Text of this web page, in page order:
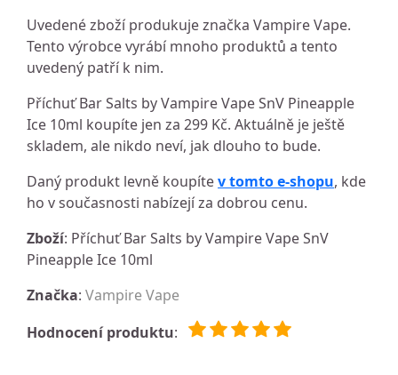
Uvedené zboží produkuje značka Vampire Vape.
Tento výrobce vyrábí mnoho produktů a tento
uvedený patří k nim.
Příchuť Bar Salts by Vampire Vape SnV Pineapple
Ice 10ml koupíte jen za 299 Kč. Aktuálně je ještě
skladem, ale nikdo neví, jak dlouho to bude.
Daný produkt levně koupítev tomto e-shopu, kde
ho v současnosti nabízejí za dobrou cenu.
Zboží: Příchuť Bar Salts by Vampire Vape SnV
Pineapple Ice 10ml
Značka: Vampire Vape
Hodnocení produktu: